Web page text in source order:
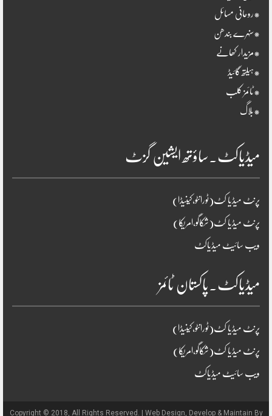
*روحانی مسائل
*سنہرے بندھن
*مزیدار کھانے
*ہیلتھ گائیڈ
*ٹائمز کلب
*بلاگ
میڈیاکٹ۔ساؤتھ ایشین گزٹ
پرنٹ میڈیا کٹ(ٹورانٹو،کینیڈا)
پرنٹ میڈیا کٹ(شکاگو،امریکا)
ویب سائیٹ میڈیاکٹ
میڈیاکٹ۔پاکستان ٹائمز
پرنٹ میڈیا کٹ(ٹورانٹو،کینیڈا)
پرنٹ میڈیا کٹ(شکاگو،امریکا)
ویب سائیٹ میڈیاکٹ
Copyright © 2018, All Rights Reserved. | Web Design, Develop & Maintain By